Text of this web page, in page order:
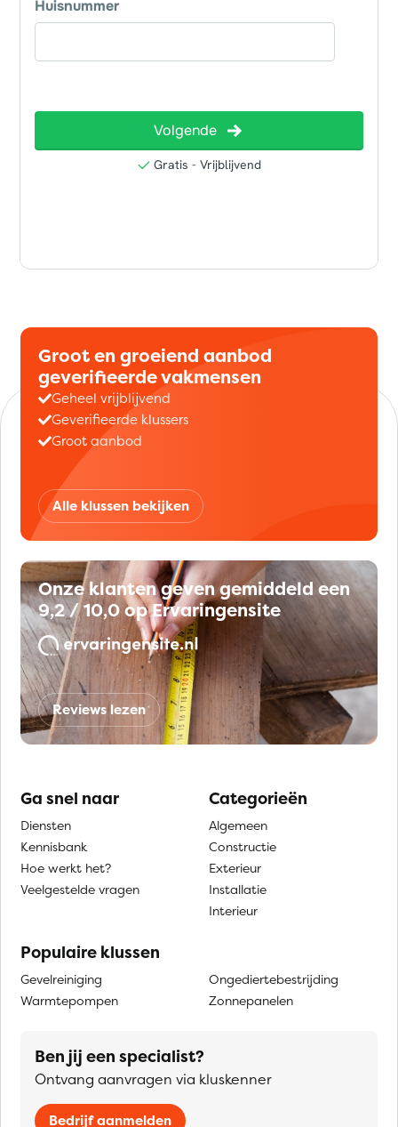
Groot en groeiend aanbod
geverifieerde vakmensen
Geheel vrijblijvend
Geverifieerde klussers
Groot aanbod
Alle klussen bekijken
Onze klanten geven gemiddeld een
9,2 / 10,0 op Ervaringensite
Reviews lezen
Ga snel naar
Diensten
Kennisbank
Hoe werkt het?
Veelgestelde vragen
Categorieën
Algemeen
Constructie
Exterieur
Installatie
Interieur
Populaire klussen
Gevelreiniging
Warmtepompen
Ongediertebestrijding
Zonnepanelen
Ben jij een specialist?
Ontvang aanvragen via kluskenner
Bedrijf aanmelden